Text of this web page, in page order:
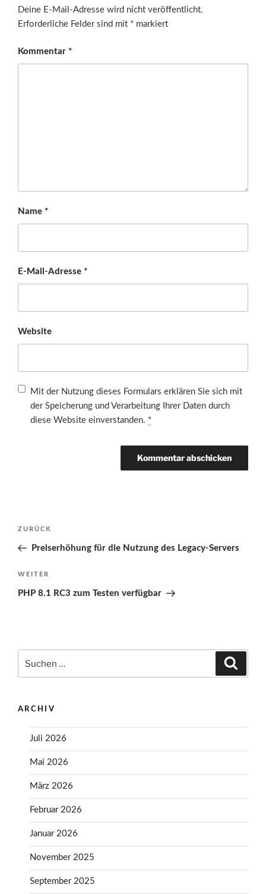
Deine E-Mail-Adresse wird nicht veröffentlicht.
Erforderliche Felder sind mit * markiert
Kommentar *
Name *
E-Mail-Adresse *
Website
Mit der Nutzung dieses Formulars erklären Sie sich mit
der Speicherung und Verarbeitung Ihrer Daten durch
diese Website einverstanden. *
Beitragsnavigation
Vorheriger
Beitrag
ZURÜCK
Preiserhöhung für die Nutzung des Legacy-Servers
Nächster
Beitrag
WEITER
PHP 8.1 RC3 zum Testen verfügbar
nach:
ARCHIV
Juli 2026
Mai 2026
März 2026
Februar 2026
Januar 2026
November 2025
September 2025